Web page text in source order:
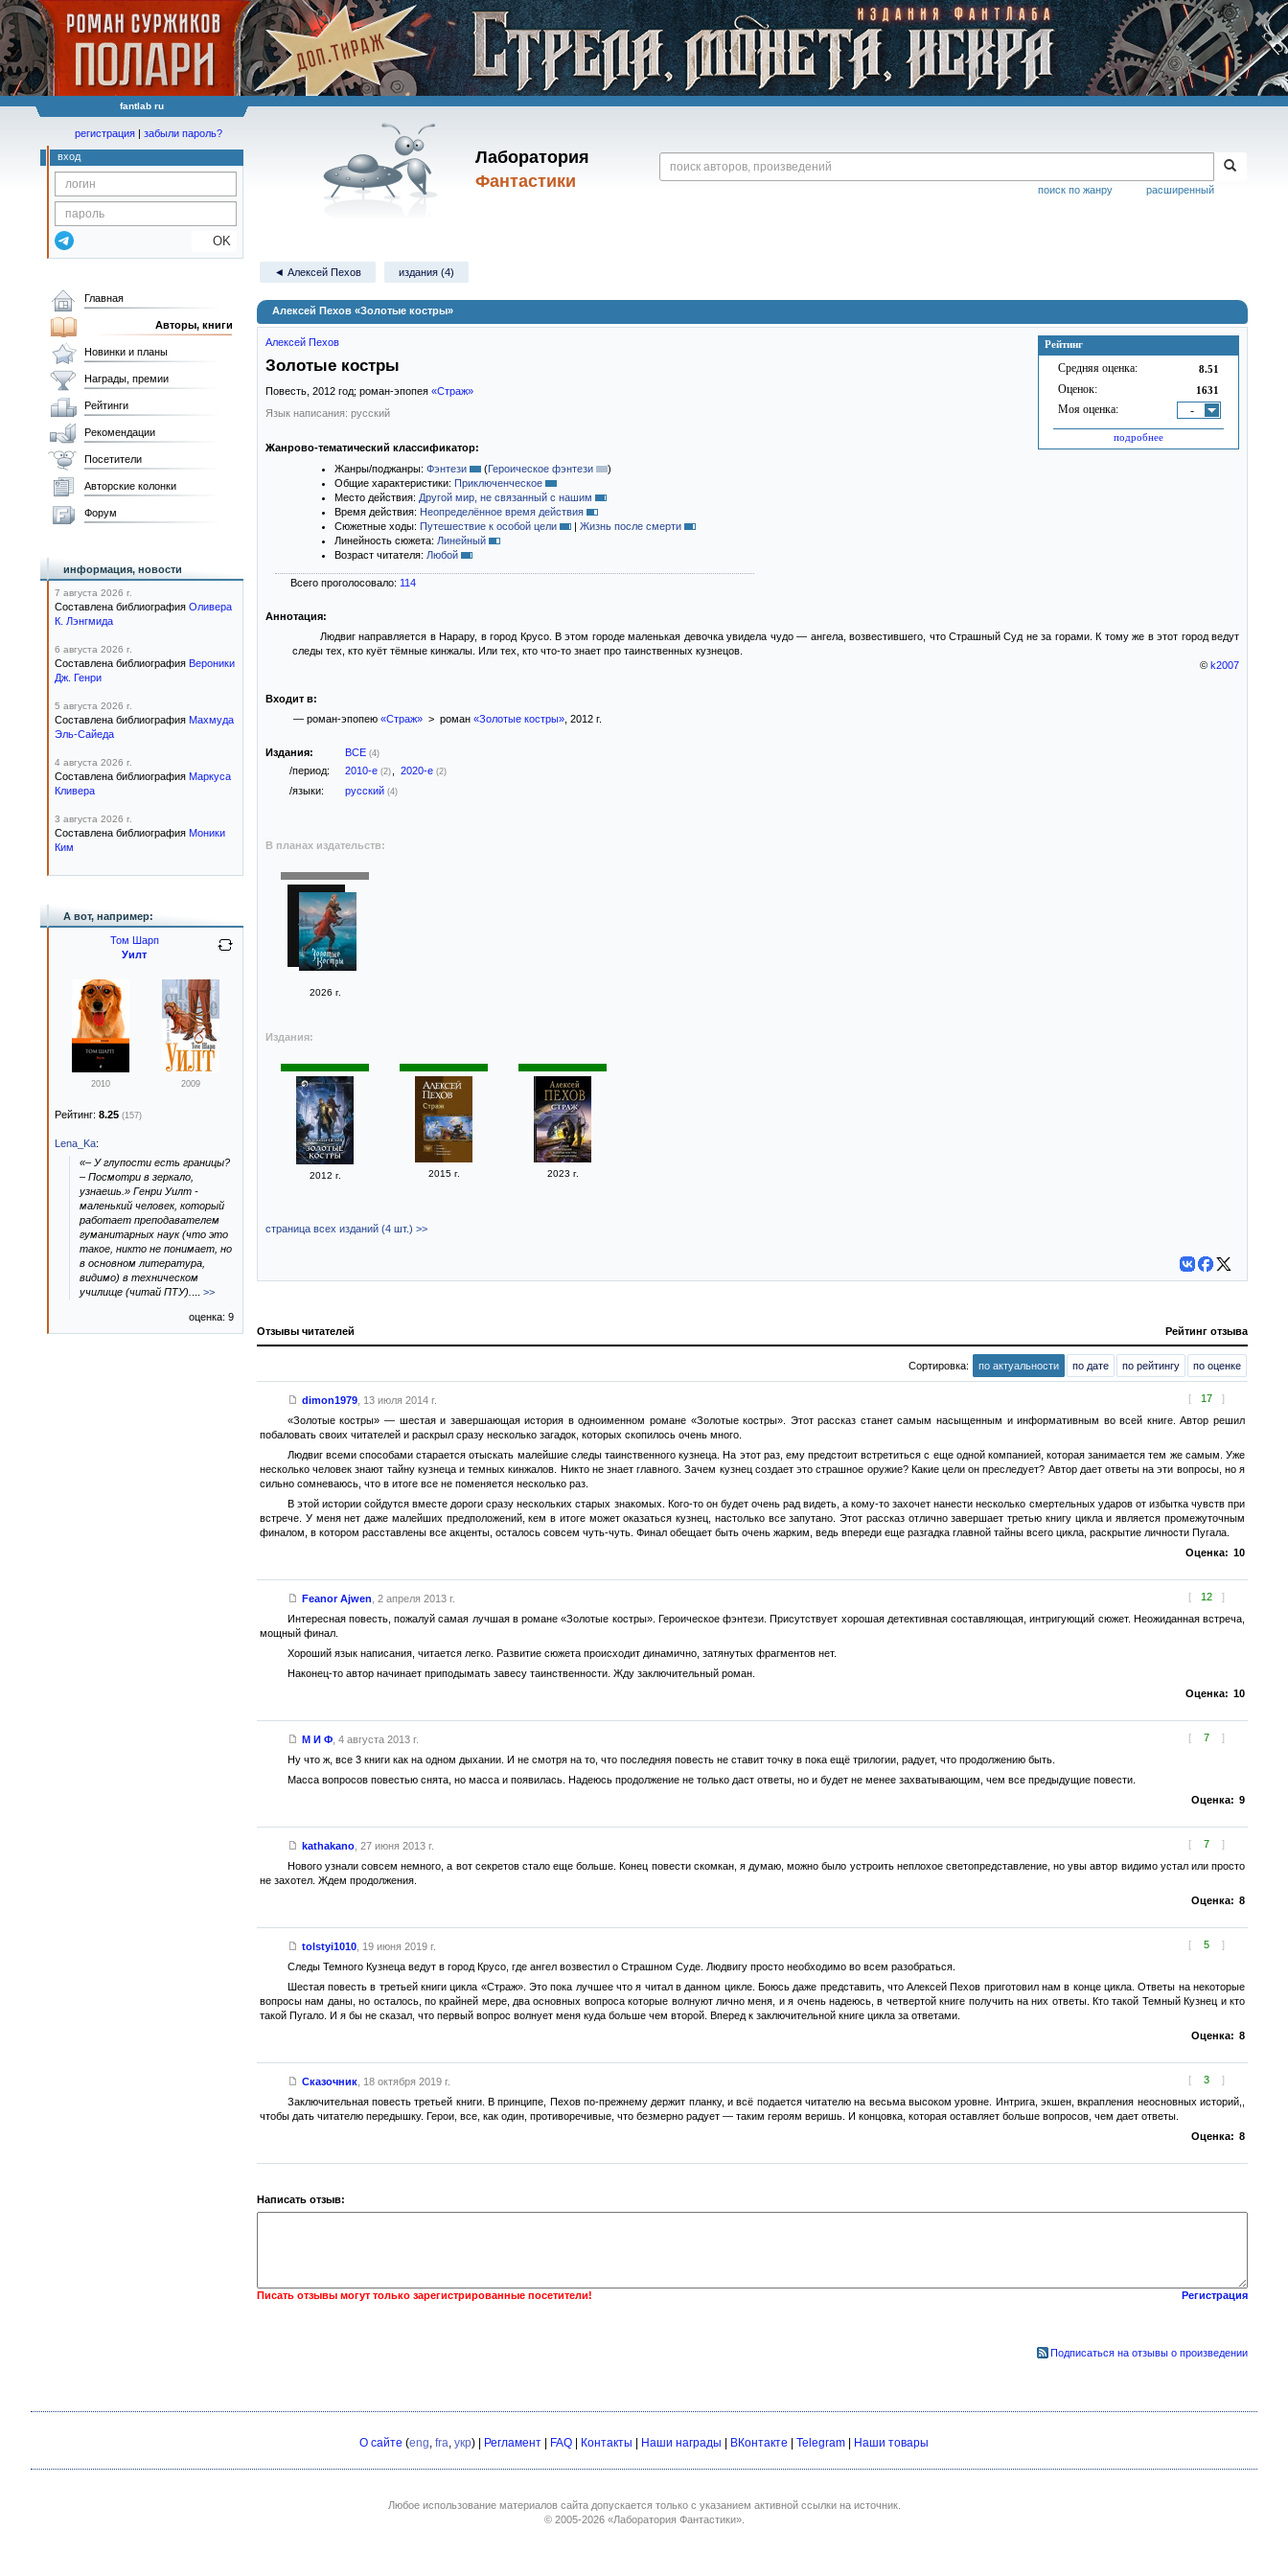
fantlab ru
Лаборатория
Фантастики
расширенный
поиск по жанру
регистрация | забыли пароль?
вход
OK
◄ Алексей Пехов издания (4)
Алексей Пехов «Золотые костры»
Рейтинг
Средняя оценка: 8.51
Оценок: 1631
Моя оценка: -
подробнее
Алексей Пехов
Золотые костры
Повесть, 2012 год; роман-эпопея «Страж»
Язык написания: русский
Жанрово-тематический классификатор:
Жанры/поджанры: Фэнтези (Героическое фэнтези
)
Общие характеристики: Приключенческое
Место действия: Другой мир, не связанный с нашим
Время действия: Неопределённое время действия
Сюжетные ходы: Путешествие к особой цели | Жизнь после смерти
Линейность сюжета: Линейный
Возраст читателя: Любой
Всего проголосовало: 114
Аннотация:
Людвиг направляется в Нарару, в город Крусо. В этом городе маленькая девочка увидела чудо — ангела, возвестившего, что Страшный Суд не за горами. К тому же в этот город ведут
следы тех, кто куёт тёмные кинжалы. Или тех, кто что-то знает про таинственных кузнецов.
© k2007
Входит в:
— роман-эпопею «Страж»> роман «Золотые костры», 2012 г.
Издания: ВСЕ (4)
/период: 2010-е (2) 2020-е (2)
/языки: русский (4)
В планах издательств:
2026 г.
Издания:
2012 г. 2015 г. 2023 г.
страница всех изданий (4 шт.) >>
Отзывы читателей Рейтинг отзыва
Сортировка: по актуальности по дате по рейтингу по оценке
[ 17 ]
dimon1979, 13 июля 2014 г.
«Золотые костры» — шестая и завершающая история в одноименном романе «Золотые костры». Этот рассказ станет самым насыщенным и информативным во всей книге. Автор решил
побаловать своих читателей и раскрыл сразу несколько загадок, которых скопилось очень много.
Людвиг всеми способами старается отыскать малейшие следы таинственного кузнеца. На этот раз, ему предстоит встретиться с еще одной компанией, которая занимается тем же самым. Уже
несколько человек знают тайну кузнеца и темных кинжалов. Никто не знает главного. Зачем кузнец создает это страшное оружие? Какие цели он преследует? Автор дает ответы на эти вопросы, но я
сильно сомневаюсь, что в итоге все не поменяется несколько раз.
В этой истории сойдутся вместе дороги сразу нескольких старых знакомых. Кого-то он будет очень рад видеть, а кому-то захочет нанести несколько смертельных ударов от избытка чувств при
встрече. У меня нет даже малейших предположений, кем в итоге может оказаться кузнец, настолько все запутано. Этот рассказ отлично завершает третью книгу цикла и является промежуточным
финалом, в котором расставлены все акценты, осталось совсем чуть-чуть. Финал обещает быть очень жарким, ведь впереди еще разгадка главной тайны всего цикла, раскрытие личности Пугала.
Оценка: 10
[ 12 ]
Feanor Ajwen 2 апреля 2013 г.
Интересная повесть, пожалуй самая лучшая в романе «Золотые костры». Героическое фэнтези. Присутствует хорошая детективная составляющая, интригующий сюжет. Неожиданная встреча,
мощный финал.
Хороший язык написания, читается легко. Развитие сюжета происходит динамично, затянутых фрагментов нет.
Наконец-то автор начинает приподымать завесу таинственности. Жду заключительный роман.
Оценка: 10
[ 7 ]
М И Ф, 4 августа 2013 г.
Ну что ж, все 3 книги как на одном дыхании. И не смотря на то, что последняя повесть не ставит точку в пока ещё трилогии, радует, что продолжению быть.
Масса вопросов повестью снята, но масса и появилась. Надеюсь продолжение не только даст ответы, но и будет не менее захватывающим, чем все предыдущие повести.
Оценка: 9
[ 7 ]
kathakano, 27 июня 2013 г.
Нового узнали совсем немного, а вот секретов стало еще больше. Конец повести скомкан, я думаю, можно было устроить неплохое светопредставление, но увы автор видимо устал или просто
не захотел. Ждем продолжения.
Оценка: 8
[ 5 ]
tolstyi1010, 19 июня 2019 г.
Следы Темного Кузнеца ведут в город Крусо, где ангел возвестил о Страшном Суде. Людвигу просто необходимо во всем разобраться.
Шестая повесть в третьей книги цикла «Страж». Это пока лучшее что я читал в данном цикле. Боюсь даже представить, что Алексей Пехов приготовил нам в конце цикла. Ответы на некоторые
вопросы нам даны, но осталось, по крайней мере, два основных вопроса которые волнуют лично меня, и я очень надеюсь, в четвертой книге получить на них ответы. Кто такой Темный Кузнец и кто
такой Пугало. И я бы не сказал, что первый вопрос волнует меня куда больше чем второй. Вперед к заключительной книге цикла за ответами.
Оценка: 8
[ 3 ]
Сказочник, 18 октября 2019 г.
Заключительная повесть третьей книги. В принципе, Пехов по-прежнему держит планку, и всё подается читателю на весьма высоком уровне. Интрига, экшен, вкрапления неосновных историй,,
чтобы дать читателю передышку. Герои, все, как один, противоречивые, что безмерно радует — таким героям веришь. И концовка, которая оставляет больше вопросов, чем дает ответы.
Оценка: 8
Написать отзыв:
Писать отзывы могут только зарегистрированные посетители! Регистрация
Подписаться на отзывы о произведении
Главная
Авторы, книги
Новинки и планы
Награды, премии
Рейтинги
Рекомендации
Посетители
Авторские колонки
Форум
информация, новости
7 августа 2026 г.
Составлена библиография Оливера
К. Лэнгмида
6 августа 2026 г.
Составлена библиография Вероники
Дж. Генри
5 августа 2026 г.
Составлена библиография Махмуда
Эль-Сайеда
4 августа 2026 г.
Составлена библиография Маркуса
Кливера
3 августа 2026 г.
Составлена библиография Моники
Ким
А вот, например:
Том Шарп
Уилт
2010 2009
Рейтинг: 8.25 (157)
Lena_Ka:
«– У глупости есть границы?
– Посмотри в зеркало,
узнаешь.» Генри Уилт -
маленький человек, который
работает преподавателем
гуманитарных наук (что это
такое, никто не понимает, но
в основном литература,
видимо) в техническом
училище (читай ПТУ).
>>
оценка: 9
О сайте (eng, fra, укр) | Регламент FAQ Контакты Наши награды ВКонтакте Telegram Наши товары
Любое использование материалов сайта допускается только с указанием активной ссылки на источник.
© 2005-2026 «Лаборатория Фантастики».